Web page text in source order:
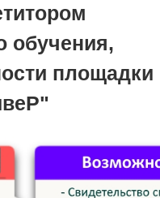
обучения,
площадки